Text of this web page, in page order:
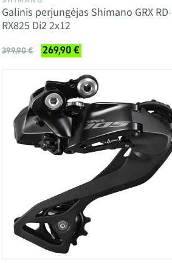
Galinis perjungėjas Shimano GRX RD-
RX825 Di2 2x12
399,90 € 269,90 €